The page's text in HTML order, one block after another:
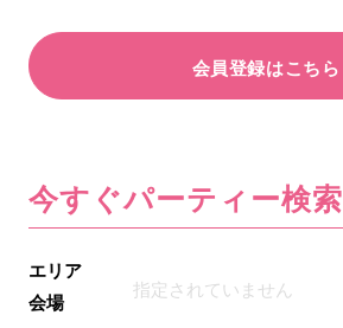
会員登録はこちら
今すぐパーティー検索
エリア
会場
指定されていません